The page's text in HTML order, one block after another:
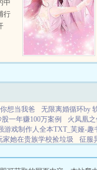
中
行
残
想当我爸 无限离婚循环by
股一年赚100万案例 火凤凰
游戏制作人全本TXT_芙娅-趣
家她在贵族学校捡垃圾 征服
和咸鱼当庶妹 红警win10报